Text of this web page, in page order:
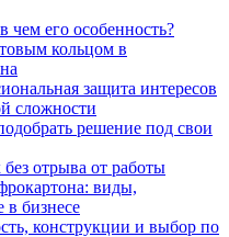
чем его особенность?
кольцом в
защита интересов
сложности
решение под свои
отрыва от работы
виды,
в бизнесе
конструкции и выбор по